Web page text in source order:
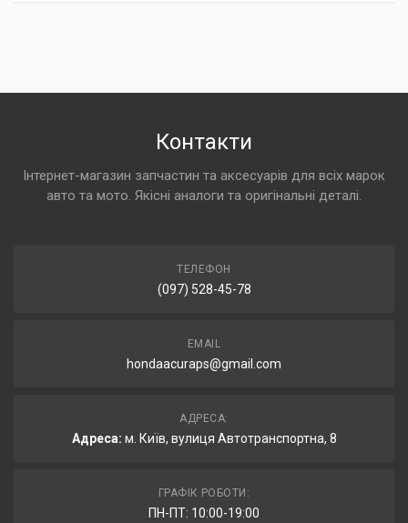
Контакти
Інтернет-магазин запчастин та аксесуарів для всіх марок
авто та мото. Якісні аналоги та оригінальні деталі.
ТЕЛЕФОН
(097) 528-45-78
EMAIL
hondaacuraps@gmail.com
АДРЕСА:
Адреса: м. Київ, вулиця Автотранспортна, 8
ГРАФІК РОБОТИ:
ПН-ПТ: 10:00-19:00